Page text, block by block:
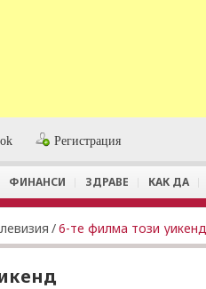
Регистрация
ФИНАНСИ ЗДРАВЕ КАК ДА
/6-те филма този уикенд